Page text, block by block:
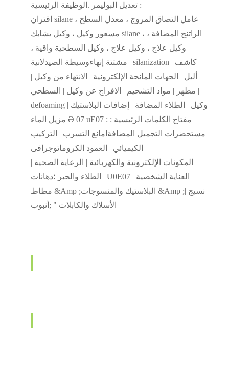
تعديل البوليمر .الوظيفة الرئيسية :
اقتران silane عامل التصاق المروج ، معدل السطح ،
مسعور وكيل ، وكيل يشابك silane ، الراتنج المضافة ،
وكيل علاج ، وكيل علاج ، وكيل السطحية واقية ،
مشتتة إنهاءوسيطة الصيدلانية | silanization كاشف |
أليل | الجهات المانحة الإلكترونية | الانتهاء من وكيل |
مطهر | مواد التشحيم | الافراج عن وكيل | السطحي |
defoaming وكيل | الطلاء المضافة | إضافات البلاستيك |
مزيل الماء Ә 07 uE07 : مفتاح الكلمات الرئيسية :
مستحضرات التجميل المضافةامانع التسرب | التركيب
الكيميائي | العمود الكروماتوجرافى |
المكونات الإلكترونية والكهربائية | الرعاية الصحية |
الطلاء والحبر ؛دهانات | U0E07 العناية الشخصية |
مطاط &Amp ;البلاستيك والمنسوجات &Amp ;نسيج |
الأسلاك والكابلات " ;أنبوب